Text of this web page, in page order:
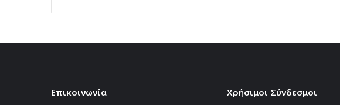
Επικοινωνία Χρήσιμοι Σύνδεσμοι